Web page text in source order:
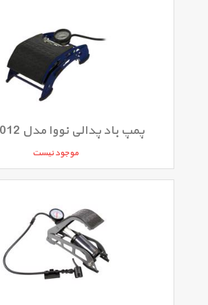
پمپ باد پدالی نووا مدل NTP 9012
موجود نیست